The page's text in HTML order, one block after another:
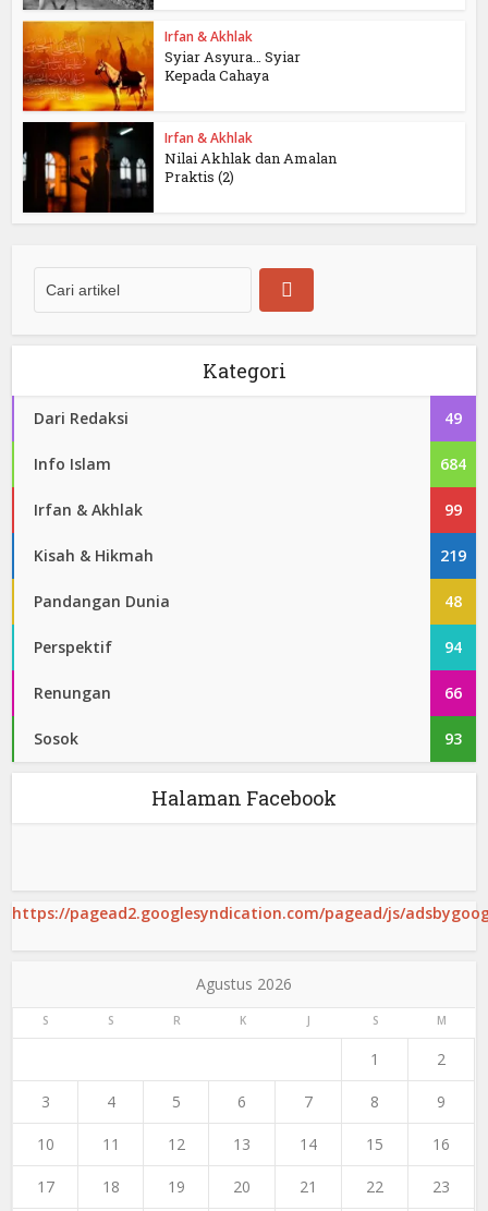
Irfan & Akhlak
Syiar Asyura… Syiar
Kepada Cahaya
Irfan & Akhlak
Nilai Akhlak dan Amalan
Praktis (2)
Kategori
Dari Redaksi 49
Info Islam 684
Irfan & Akhlak 99
Kisah & Hikmah 219
Pandangan Dunia 48
Perspektif 94
Renungan 66
Sosok 93
Halaman Facebook
https://pagead2.googlesyndication.com/pagead/js/
Agustus 2026
S S R K J S M
1 2
3 4 5 6 7 8 9
10 11 12 13 14 15 16
17 18 19 20 21 22 23